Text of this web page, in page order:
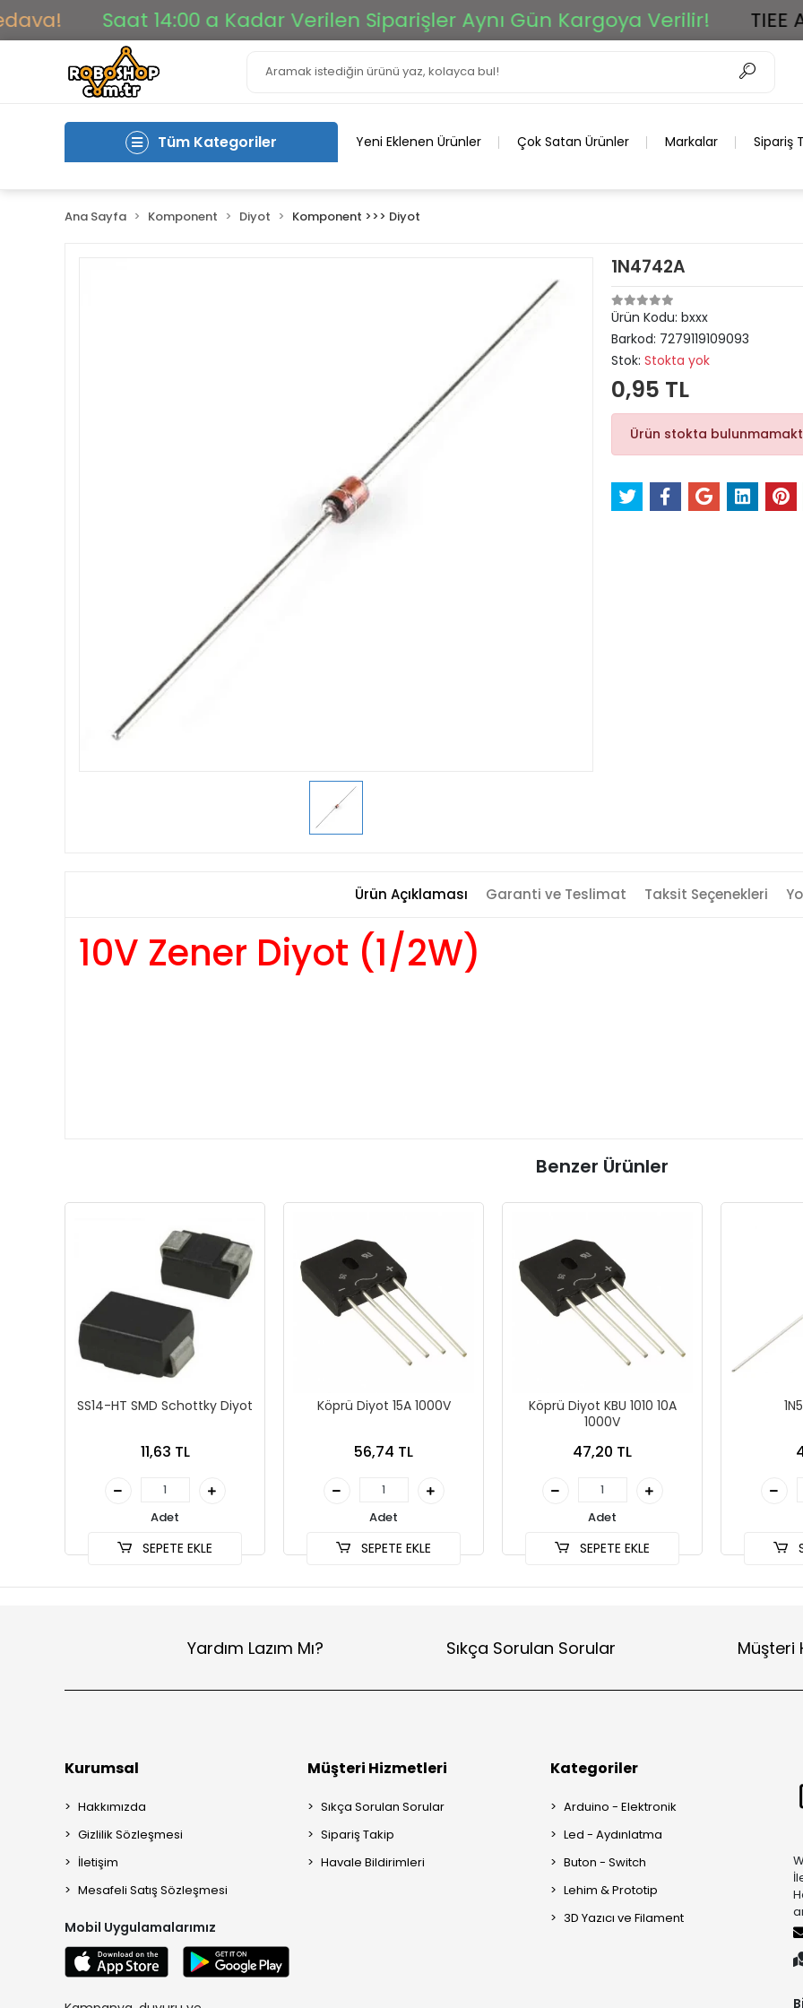
Saat 14:00 a Kadar Verilen Siparişler Aynı Gün Kargoya Verilir! TIEE Ar-
Tüm Kategoriler Yeni Eklenen Ürünler Çok Satan Ürünler Markalar Sipariş
Ana Sayfa Komponent Diyot Komponent >>> Diyot
1N4742A
Ürün Kodu: bxxx
Barkod: 7279119109093
Stok: Stokta yok
0,95 TL
Ürün stokta
Ürün Açıklaması Garanti ve Teslimat Taksit Seçenekleri
10V Zener Diyot (1/2W)
Benzer Ürünler
SS14-HT SMD Schottky Diyot
11,63 TL
Adet
SEPETE EKLE
Köprü Diyot 15A 1000V
56,74 TL
Adet
SEPETE EKLE
Köprü Diyot KBU 1010 10A
1000V
47,20 TL
Adet
SEPETE EKLE
Yardım Lazım Mı? Sıkça Sorulan Sorular Müşteri
Kurumsal
Hakkımızda
Gizlilik Sözleşmesi
İletişim
Mesafeli Satış Sözleşmesi
Mobil Uygulamalarımız
Müşteri Hizmetleri
Sıkça Sorulan Sorular
Sipariş Takip
Havale Bildirimleri
Kategoriler
Arduino - Elektronik
Led - Aydınlatma
Buton - Switch
Lehim & Prototip
3D Yazıcı ve Filament